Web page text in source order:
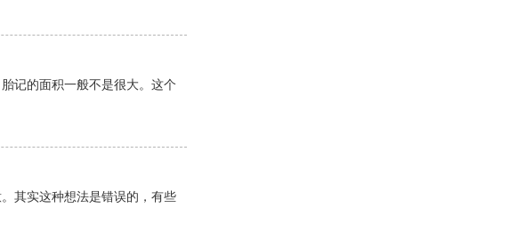
记的面积一般不是很大。这个
其实这种想法是错误的，有些